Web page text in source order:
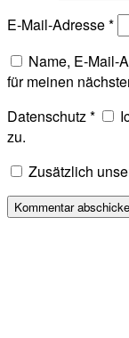
E-Mail-Adresse*
Name, E-Mail-
für meinen
Datenschutz*
zu.
Zusätzlich